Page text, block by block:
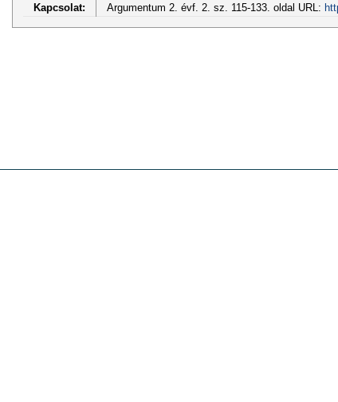
Kapcsolat:
Argumentum 2. évf. 2. sz. 115-133. oldal URL: